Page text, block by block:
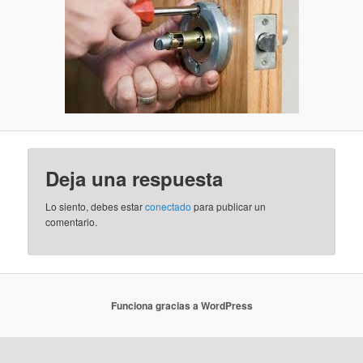
Deja una respuesta
Lo siento, debes estarconectado para publicar un
comentario.
Funciona gracias a WordPress